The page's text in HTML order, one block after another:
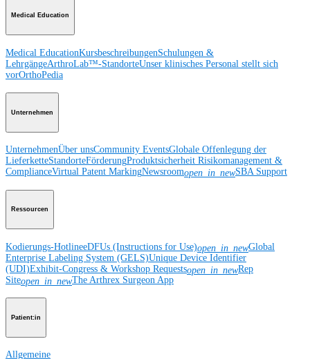
Medical Education
Medical EducationKursbeschreibungenSchulungen &
LehrgängeArthroLab™-StandorteUnser klinisches Personal stellt sich
vorOrthoPedia
Unternehmen
UnternehmenÜber unsCommunity EventsGlobale Offenlegung der
LieferketteStandorteFörderungProduktsicherheit Risikomanagement &
ComplianceVirtual Patent MarkingNewsroomopen_in_newSBA Support
Ressourcen
Kodierungs-HotlineeDFUs (Instructions for Use)open_in_newGlobal
Enterprise Labeling System (GELS)Unique Device Identifier
(UDI)Exhibit-Congress & Workshop Requestsopen_in_newRep
Siteopen_in_newThe Arthrex Surgeon App
Patient:in
Allgemeine